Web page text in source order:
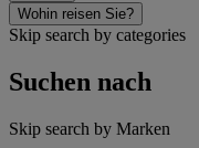
Wohin reisen Sie?
Skip search by categories
Suchen nach
Skip search by Marken